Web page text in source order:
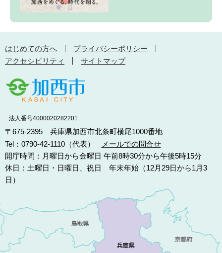
はじめての方へ
プライバシーポリシー
アクセシビリティ
サイトマップ
法人番号4000020282201
〒675-2395 兵庫県加西市北条町横尾1000番地
Tel：0790-42-1110（代表）
メールでの問合せ
開庁時間：月曜日から金曜日 午前8時30分から午後5時15分
休日：土曜日・日曜日、祝日 年末年始（12月29日から1月3
日）